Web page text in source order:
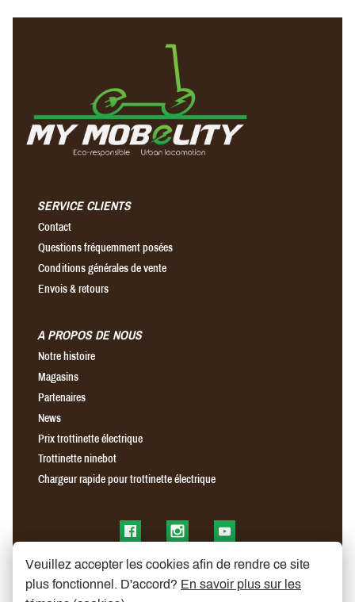
SERVICE CLIENTS
Contact
Questions fréquemment posées
Conditions générales de vente
Envois & retours
A PROPOS DE NOUS
Notre histoire
Magasins
Partenaires
News
Prix trottinette électrique
Trottinette ninebot
Chargeur rapide pour trottinette électrique
Find us on FacebookFind us on InstagramFind us on YouTube
Veuillez accepter les cookies afin de rendre ce site
plus fonctionnel. D'accord? En savoir plus sur les